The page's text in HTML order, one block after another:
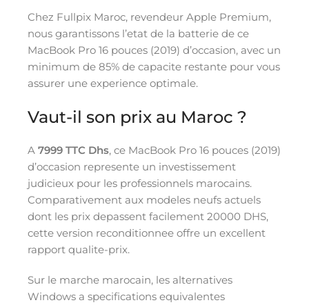
Chez Fullpix Maroc, revendeur Apple Premium,
nous garantissons l’etat de la batterie de ce
MacBook Pro 16 pouces (2019) d’occasion, avec un
minimum de 85% de capacite restante pour vous
assurer une experience optimale.
Vaut-il son prix au Maroc ?
A 7999 TTC Dhs, ce MacBook Pro 16 pouces (2019)
d’occasion represente un investissement
judicieux pour les professionnels marocains.
Comparativement aux modeles neufs actuels
dont les prix depassent facilement 20000 DHS,
cette version reconditionnee offre un excellent
rapport qualite-prix.
Sur le marche marocain, les alternatives
Windows a specifications equivalentes